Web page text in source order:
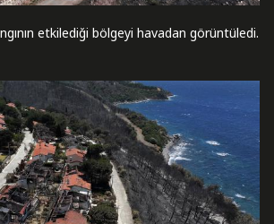
etkilediği bölgeyi havadan görüntüledi.